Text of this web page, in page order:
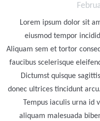
Lorem ipsum dolor sit
eiusmod tempor
Aliquam sem et tortor
faucibus scelerisque
Dictumst quisque
donec ultrices tincidunt
Tempus iaculis urna id
aliquam malesuada